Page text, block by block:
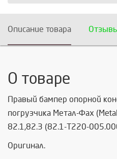
Описание товара
О товаре
Правый бампер опорной
погрузчика Метал-Фах
82.1,82.3 (82.1-T220-
Оригинал.